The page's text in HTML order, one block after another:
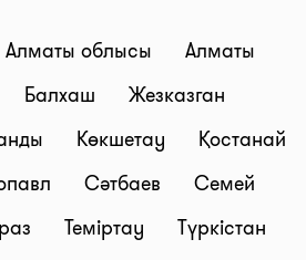
Алматы облысы
Алматы
Балхаш
Жезказган
Көкшетау
Қостанай
Сәтбаев
Семей
Теміртау
Түркістан